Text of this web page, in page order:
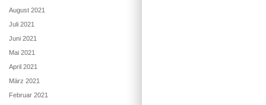
August 2021
Juli 2021
Juni 2021
Mai 2021
April 2021
März 2021
Februar 2021